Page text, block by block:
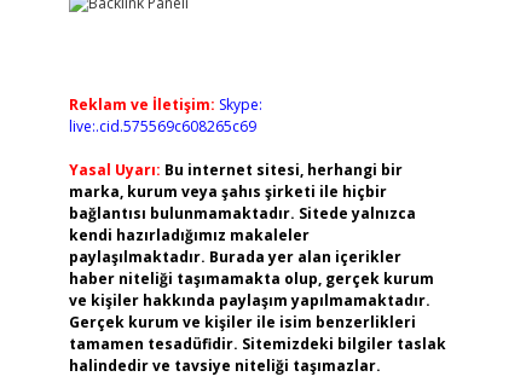
Reklam ve İletişim: Skype:
live:.cid.575569c608265c69
Yasal Uyarı: Bu internet sitesi, herhangi bir
marka, kurum veya şahıs şirketi ile hiçbir
bağlantısı bulunmamaktadır. Sitede yalnızca
kendi hazırladığımız makaleler
paylaşılmaktadır. Burada yer alan içerikler
haber niteliği taşımamakta olup, gerçek kurum
ve kişiler hakkında paylaşım yapılmamaktadır.
Gerçek kurum ve kişiler ile isim benzerlikleri
tamamen tesadüfidir. Sitemizdeki bilgiler taslak
halindedir ve tavsiye niteliği taşımazlar.